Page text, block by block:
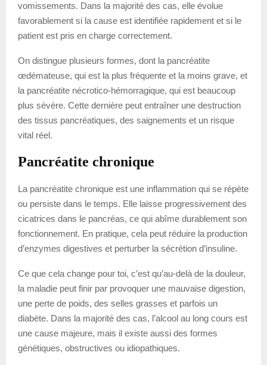
vomissements. Dans la majorité des cas, elle évolue
favorablement si la cause est identifiée rapidement et si le
patient est pris en charge correctement.
On distingue plusieurs formes, dont la pancréatite
œdémateuse, qui est la plus fréquente et la moins grave, et
la pancréatite nécrotico-hémorragique, qui est beaucoup
plus sévère. Cette dernière peut entraîner une destruction
des tissus pancréatiques, des saignements et un risque
vital réel.
Pancréatite chronique
La pancréatite chronique est une inflammation qui se répète
ou persiste dans le temps. Elle laisse progressivement des
cicatrices dans le pancréas, ce qui abîme durablement son
fonctionnement. En pratique, cela peut réduire la production
d’enzymes digestives et perturber la sécrétion d’insuline.
Ce que cela change pour toi, c’est qu’au-delà de la douleur,
la maladie peut finir par provoquer une mauvaise digestion,
une perte de poids, des selles grasses et parfois un
diabète. Dans la majorité des cas, l’alcool au long cours est
une cause majeure, mais il existe aussi des formes
génétiques, obstructives ou idiopathiques.